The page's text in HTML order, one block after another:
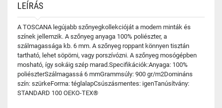
LEÍRÁS
A TOSCANA legújabb szőnyegkollekcióját a modern minták és
színek jellemzik. A szőnyeg anyaga 100% poliészter, a
szálmagassága kb. 6 mm. A szőnyeg roppant könnyen tisztán
tartható, lehet söpörni, vagy porszívózni. A szőnyeg mosógépben
mosható, így sokáig szép marad.Specifikációk:Anyaga: 100%
poliészterSzálmagassá 6 mmGrammsúly: 900 gr/m2Domináns
szín: szürkeForma: téglalapCsúszásmentes: igenTanúsítvány:
STANDARD 100 OEKO-TEX®